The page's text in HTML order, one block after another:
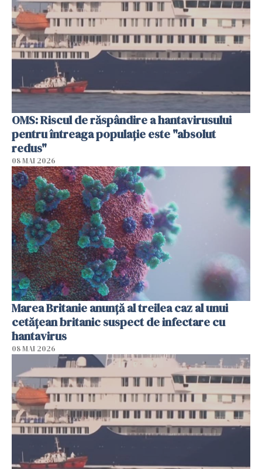
OMS: Riscul de răspândire a hantavirusului
pentru întreaga populaţie este "absolut
redus"
08 MAI 2026
Marea Britanie anunţă al treilea caz al unui
cetăţean britanic suspect de infectare cu
hantavirus
08 MAI 2026